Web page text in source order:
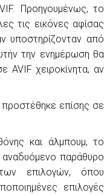
Προηγουμένως, το
τις εικόνες αφίσας
υποστηρίζονταν από
την ενημέρωση θα
AVIF χειροκίνητα, αν
προστέθηκε επίσης σε
και άλμπουμ, το
παράθυρο
επιλογών, όπου
επιλογές